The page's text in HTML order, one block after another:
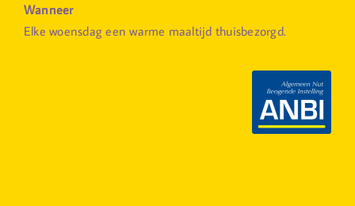
Wanneer
Elke woensdag een warme maaltijd thuisbezorgd.